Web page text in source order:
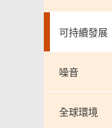
可持續發展
噪音
全球環境